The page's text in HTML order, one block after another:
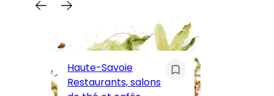
Haute-Savoie
Restaurants, salons